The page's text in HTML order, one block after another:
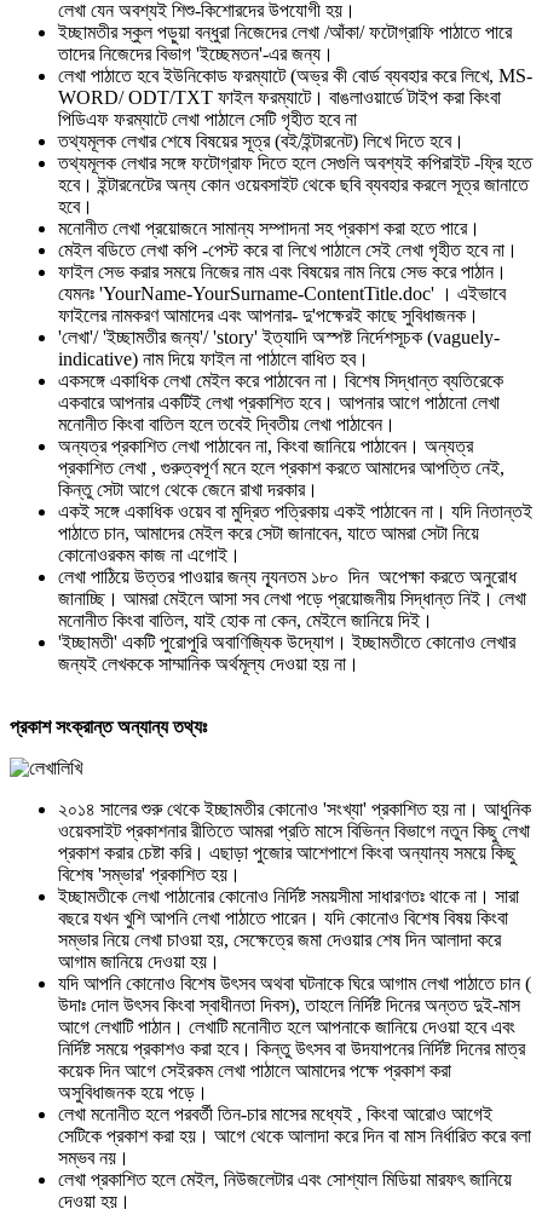
লেখা যেন অবশ্যই শিশু-কিশোরদের উপযোগী হয়।
ইচ্ছামতীর স্কুল পড়ুয়া বন্ধুরা নিজেদের লেখা /আঁকা/ ফটোগ্রাফি পাঠাতে পারে
তাদের নিজেদের বিভাগ 'ইচ্ছেমতন'-এর জন্য।
লেখা পাঠাতে হবে ইউনিকোড ফরম্যাটে (অভ্র কী বোর্ড ব্যবহার করে লিখে, MS-
WORD/ ODT/TXT ফাইল ফরম্যাটে। বাঙলাওয়ার্ডে টাইপ করা কিংবা
পিডিএফ ফরম্যাটে লেখা পাঠালে সেটি গৃহীত হবে না
তথ্যমূলক লেখার শেষে বিষয়ের সূত্র (বই/ইন্টারনেট) লিখে দিতে হবে।
তথ্যমূলক লেখার সঙ্গে ফটোগ্রাফ দিতে হলে সেগুলি অবশ্যই কপিরাইট -ফ্রি হতে
হবে। ইন্টারনেটের অন্য কোন ওয়েবসাইট থেকে ছবি ব্যবহার করলে সূত্র জানাতে
হবে।
মনোনীত লেখা প্রয়োজনে সামান্য সম্পাদনা সহ প্রকাশ করা হতে পারে।
মেইল বডিতে লেখা কপি -পেস্ট করে বা লিখে পাঠালে সেই লেখা গৃহীত হবে না।
ফাইল সেভ করার সময়ে নিজের নাম এবং বিষয়ের নাম নিয়ে সেভ করে পাঠান।
যেমনঃ 'YourName-YourSurname-ContentTitle.doc' । এইভাবে
ফাইলের নামকরণ আমাদের এবং আপনার- দু'পক্ষেরই কাছে সুবিধাজনক।
'লেখা'/ 'ইচ্ছামতীর জন্য'/ 'story' ইত্যাদি অস্পষ্ট নির্দেশসূচক (vaguely-
indicative) নাম দিয়ে ফাইল না পাঠালে বাধিত হব।
একসঙ্গে একাধিক লেখা মেইল করে পাঠাবেন না। বিশেষ সিদ্ধান্ত ব্যতিরেকে
একবারে আপনার একটিই লেখা প্রকাশিত হবে। আপনার আগে পাঠানো লেখা
মনোনীত কিংবা বাতিল হলে তবেই দ্বিতীয় লেখা পাঠাবেন।
অন্যত্র প্রকাশিত লেখা পাঠাবেন না, কিংবা জানিয়ে পাঠাবেন। অন্যত্র
প্রকাশিত লেখা , গুরুত্বপূর্ণ মনে হলে প্রকাশ করতে আমাদের আপত্তি নেই,
কিন্তু সেটা আগে থেকে জেনে রাখা দরকার।
একই সঙ্গে একাধিক ওয়েব বা মুদ্রিত পত্রিকায় একই পাঠাবেন না। যদি নিতান্তই
পাঠাতে চান, আমাদের মেইল করে সেটা জানাবেন, যাতে আমরা সেটা নিয়ে
কোনোওরকম কাজ না এগোই।
লেখা পাঠিয়ে উত্তর পাওয়ার জন্য ন্যূনতম ১৮০ দিন অপেক্ষা করতে অনুরোধ
জানাচ্ছি। আমরা মেইলে আসা সব লেখা পড়ে প্রয়োজনীয় সিদ্ধান্ত নিই। লেখা
মনোনীত কিংবা বাতিল, যাই হোক না কেন, মেইলে জানিয়ে দিই।
'ইচ্ছামতী' একটি পুরোপুরি অবাণিজ্যিক উদ্যোগ। ইচ্ছামতীতে কোনোও লেখার
জন্যই লেখককে সাম্মানিক অর্থমূল্য দেওয়া হয় না।
প্রকাশ সংক্রান্ত অন্যান্য তথ্যঃ
২০১৪ সালের শুরু থেকে ইচ্ছামতীর কোনোও 'সংখ্যা' প্রকাশিত হয় না। আধুনিক
ওয়েবসাইট প্রকাশনার রীতিতে আমরা প্রতি মাসে বিভিন্ন বিভাগে নতুন কিছু লেখা
প্রকাশ করার চেষ্টা করি। এছাড়া পুজোর আশেপাশে কিংবা অন্যান্য সময়ে কিছু
বিশেষ 'সম্ভার' প্রকাশিত হয়।
ইচ্ছামতীকে লেখা পাঠানোর কোনোও নির্দিষ্ট সময়সীমা সাধারণতঃ থাকে না। সারা
বছরে যখন খুশি আপনি লেখা পাঠাতে পারেন। যদি কোনোও বিশেষ বিষয় কিংবা
সম্ভার নিয়ে লেখা চাওয়া হয়, সেক্ষেত্রে জমা দেওয়ার শেষ দিন আলাদা করে
আগাম জানিয়ে দেওয়া হয়।
যদি আপনি কোনোও বিশেষ উৎসব অথবা ঘটনাকে ঘিরে আগাম লেখা পাঠাতে চান (
উদাঃ দোল উৎসব কিংবা স্বাধীনতা দিবস), তাহলে নির্দিষ্ট দিনের অন্তত দুই-মাস
আগে লেখাটি পাঠান। লেখাটি মনোনীত হলে আপনাকে জানিয়ে দেওয়া হবে এবং
নির্দিষ্ট সময়ে প্রকাশও করা হবে। কিন্তু উৎসব বা উদযাপনের নির্দিষ্ট দিনের মাত্র
কয়েক দিন আগে সেইরকম লেখা পাঠালে আমাদের পক্ষে প্রকাশ করা
অসুবিধাজনক হয়ে পড়ে।
লেখা মনোনীত হলে পরবর্তী তিন-চার মাসের মধ্যেই , কিংবা আরোও আগেই
সেটিকে প্রকাশ করা হয়। আগে থেকে আলাদা করে দিন বা মাস নির্ধারিত করে বলা
সম্ভব নয়।
লেখা প্রকাশিত হলে মেইল, নিউজলেটার এবং সোশ্যাল মিডিয়া মারফৎ জানিয়ে
দেওয়া হয়।